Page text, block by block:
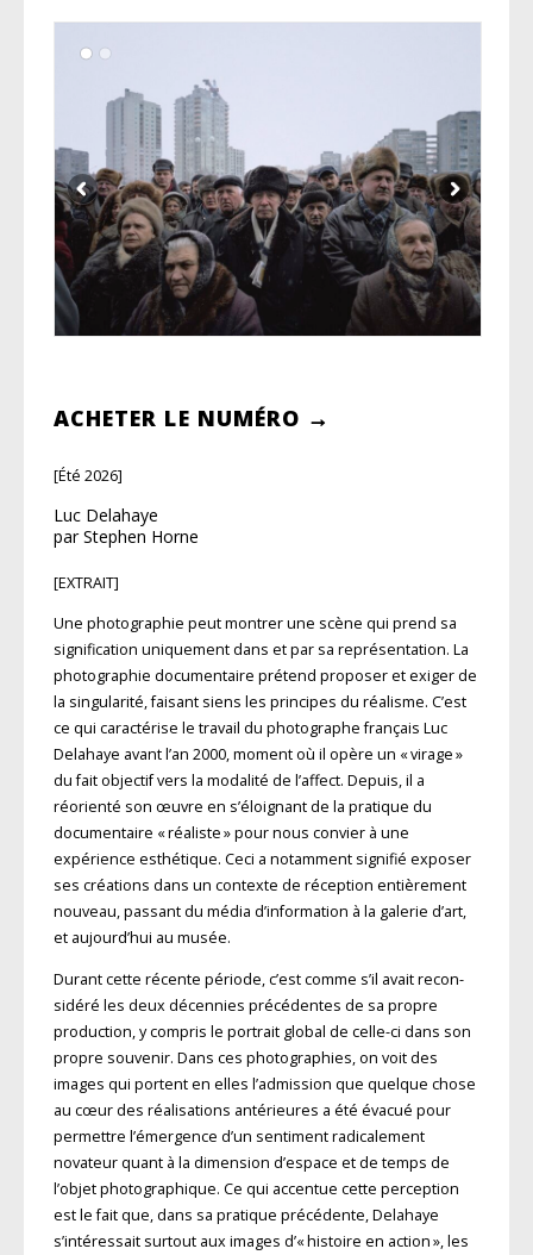
ACHETER LE NUMÉRO →
[Été 2026]
Luc Delahaye
par Stephen Horne
[EXTRAIT]
Une photographie peut montrer une scène qui prend sa
signification uniquement dans et par sa représentation. La
photographie documentaire prétend proposer et exiger de
la singularité, faisant siens les principes du réalisme. C’est
ce qui caractérise le travail du photographe français Luc
Delahaye avant l’an 2000, moment où il opère un « virage »
du fait objectif vers la modalité de l’affect. Depuis, il a
réorienté son œuvre en s’éloignant de la pratique du
documentaire « réaliste » pour nous convier à une
expérience esthétique. Ceci a notamment signifié exposer
ses créations dans un contexte de réception entièrement
nouveau, passant du média d’information à la galerie d’art,
et aujourd’hui au musée.
Durant cette récente période, c’est comme s’il avait recon­
sidéré les deux décennies précédentes de sa propre
production, y compris le portrait global de celle-ci dans son
propre souvenir. Dans ces photographies, on voit des
images qui portent en elles l’admission que quelque chose
au cœur des réalisations antérieures a été évacué pour
permettre l’émergence d’un sentiment radicalement
novateur quant à la dimension d’espace et de temps de
l’objet photographique. Ce qui accentue cette perception
est le fait que, dans sa pratique précédente, Delahaye
s’intéressait surtout aux images d’« histoire en action », les